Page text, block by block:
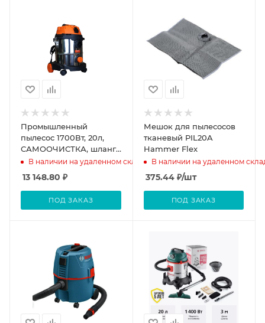
Промышленный
пылесос 1700Вт, 20л,
САМООЧИСТКА, шланг
2.5м, синхр.роз.2кВт
В наличии на удаленном складе
13 148.80 ₽
ПОД ЗАКАЗ
Мешок для пылесосов
тканевый PIL20A
Hammer Flex
В наличии на удаленном
375.44₽/шт
ПОД ЗАКАЗ